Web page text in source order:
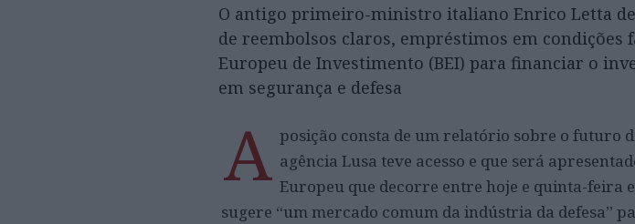
O antigo primeiro-ministro italiano Enrico Letta
de reembolsos claros, empréstimos em condições
Europeu de Investimento (BEI) para financiar o
em segurança e defesa
A posição consta de um relatório sobre o futuro
agência Lusa teve acesso e que será
Europeu que decorre entre hoje e quinta-feira
sugere “um mercado comum da indústria da defesa”